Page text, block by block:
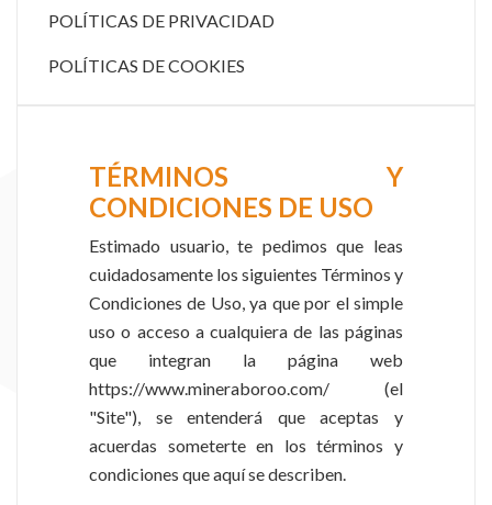
POLÍTICAS DE PRIVACIDAD
POLÍTICAS DE COOKIES
TÉRMINOS Y
CONDICIONES DE USO
Estimado usuario, te pedimos que leas
cuidadosamente los siguientes Términos y
Condiciones de Uso, ya que por el simple
uso o acceso a cualquiera de las páginas
que integran la página web
https://www.mineraboroo.com/ (el
"Site"), se entenderá que aceptas y
acuerdas someterte en los términos y
condiciones que aquí se describen.